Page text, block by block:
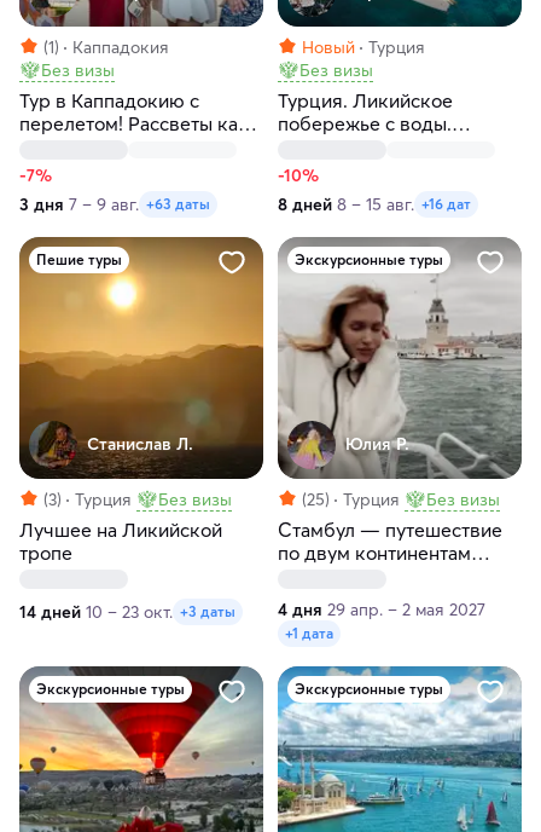
(1)
Каппадокия
Без визы
Тур в Каппадокию с
перелетом! Рассветы как
-7%
3 дня 7 – 9 авг. +63 даты
Новый
Турция
Без визы
Турция. Ликийское
побережье с воды.
-10%
8 дней 8 – 15 авг. +16 дат
Пешие туры
Станислав Л.
(3) Турция Без визы
Лучшее на Ликийской
тропе
14 дней 10 – 23 окт. +3 даты
Экскурсионные туры
Юлия Р.
(25) Турция Без визы
Стамбул — путешествие
по двум континентам
4 дня 29 апр. – 2 мая 2027
+1 дата
Экскурсионные туры Экскурсионные туры